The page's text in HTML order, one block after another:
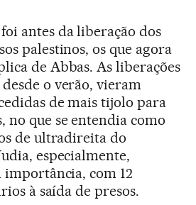
antes da liberação dos
palestinos, os que agora
de Abbas. As liberações
o verão, vieram
de mais tijolo para
no que se entendia como
de ultradireita do
especialmente,
com 12
à saída de presos.